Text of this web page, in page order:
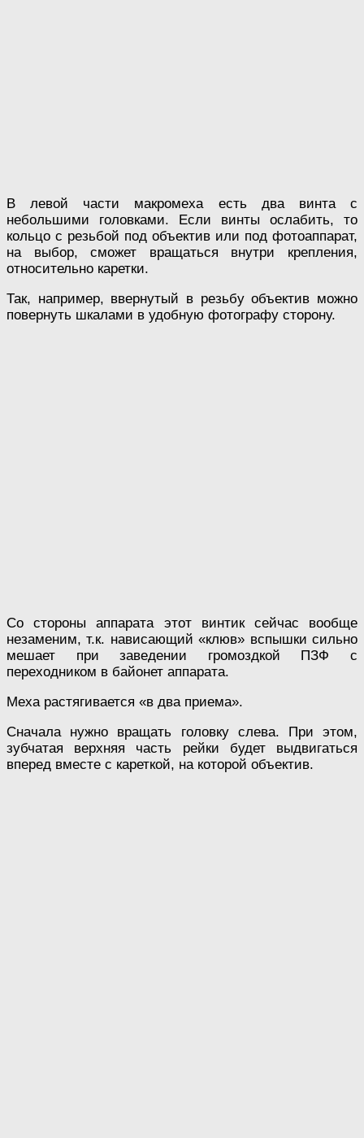
В левой части макромеха есть два винта с
небольшими головками. Если винты ослабить, то
кольцо с резьбой под объектив или под фотоаппарат,
на выбор, сможет вращаться внутри крепления,
относительно каретки.
Так, например, ввернутый в резьбу объектив можно
повернуть шкалами в удобную фотографу сторону.
Со стороны аппарата этот винтик сейчас вообще
незаменим, т.к. нависающий «клюв» вспышки сильно
мешает при заведении громоздкой ПЗФ с
переходником в байонет аппарата.
Меха растягивается «в два приема».
Сначала нужно вращать головку слева. При этом,
зубчатая верхняя часть рейки будет выдвигаться
вперед вместе с кареткой, на которой объектив.